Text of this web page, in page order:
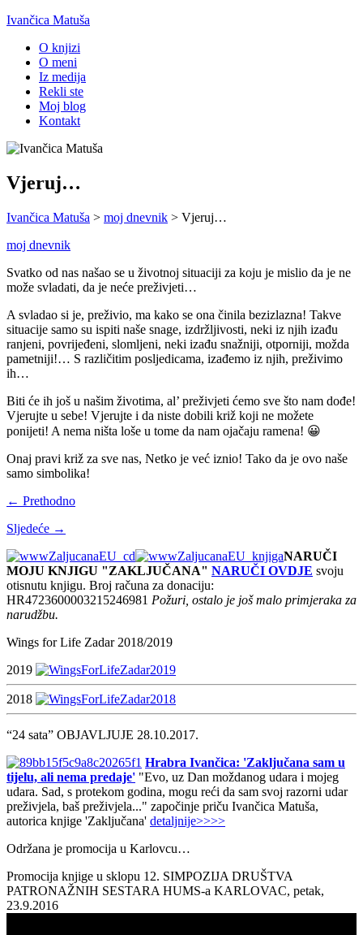
Ivančica Matuša
O knjizi
O meni
Iz medija
Rekli ste
Moj blog
Kontakt
Vjeruj…
Ivančica Matuša > moj dnevnik > Vjeruj…
moj dnevnik
Svatko od nas našao se u životnoj situaciji za koju je mislio da je ne
može svladati, da je neće preživjeti…
A svladao si je, preživio, ma kako se ona činila bezizlazna! Takve
situacije samo su ispiti naše snage, izdržljivosti, neki iz njih izađu
ranjeni, povrijeđeni, slomljeni, neki izađu snažniji, otporniji, možda
pametniji!… S različitim posljedicama, izađemo iz njih, preživimo
ih…
Biti će ih još u našim životima, al’ preživjeti ćemo sve što nam dođe!
Vjerujte u sebe! Vjerujte i da niste dobili križ koji ne možete
ponijeti! A nema ništa loše u tome da nam ojačaju ramena! 😀
Onaj pravi križ za sve nas, Netko je već iznio! Tako da je ovo naše
samo simbolika!
← Prethodno
Sljedeće →
NARUČI
MOJU KNJIGU "ZAKLJUČANA" NARUČI OVDJE svoju
otisnutu knjigu. Broj računa za donaciju:
HR4723600003215246981 Požuri, ostalo je još malo primjeraka za
narudžbu.
Wings for Life Zadar 2018/2019
2019
2018
“24 sata” OBJAVLJUJE 28.10.2017.
Hrabra Ivančica: 'Zaključana sam u
tijelu, ali nema predaje' "Evo, uz Dan moždanog udara i mojeg
udara. Sad, s protekom godina, mogu reći da sam svoj razorni udar
preživjela, baš preživjela..." započinje priču Ivančica Matuša,
autorica knjige 'Zaključana' detaljnije>>>>
Održana je promocija u Karlovcu…
Promocija knjige u sklopu 12. SIMPOZIJA DRUŠTVA
PATRONAŽNIH SESTARA HUMS-a KARLOVAC, petak,
23.9.2016